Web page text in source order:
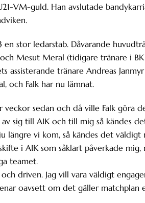
VM-guld. Han avslutade
stor ledarstab. Dåvarande
Mesut Meral (tidigare tränare i
assisterande tränare Andreas
och Falk har nu lämnat.
veckor sedan och då ville Falk göra
av sig till AIK och till mig så kändes
längre vi kom, så kändes det
i AIK som såklart påverkade
teamet.
och driven. Jag vill vara väldigt
oavsett om det gäller matchplan